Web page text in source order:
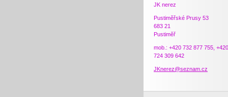
JK nerez
Pustiměřské Prusy 53
683 21
Pustiměř
mob.: +420 732 877 755, +420
724 309 642
JKnerez@seznam.cz